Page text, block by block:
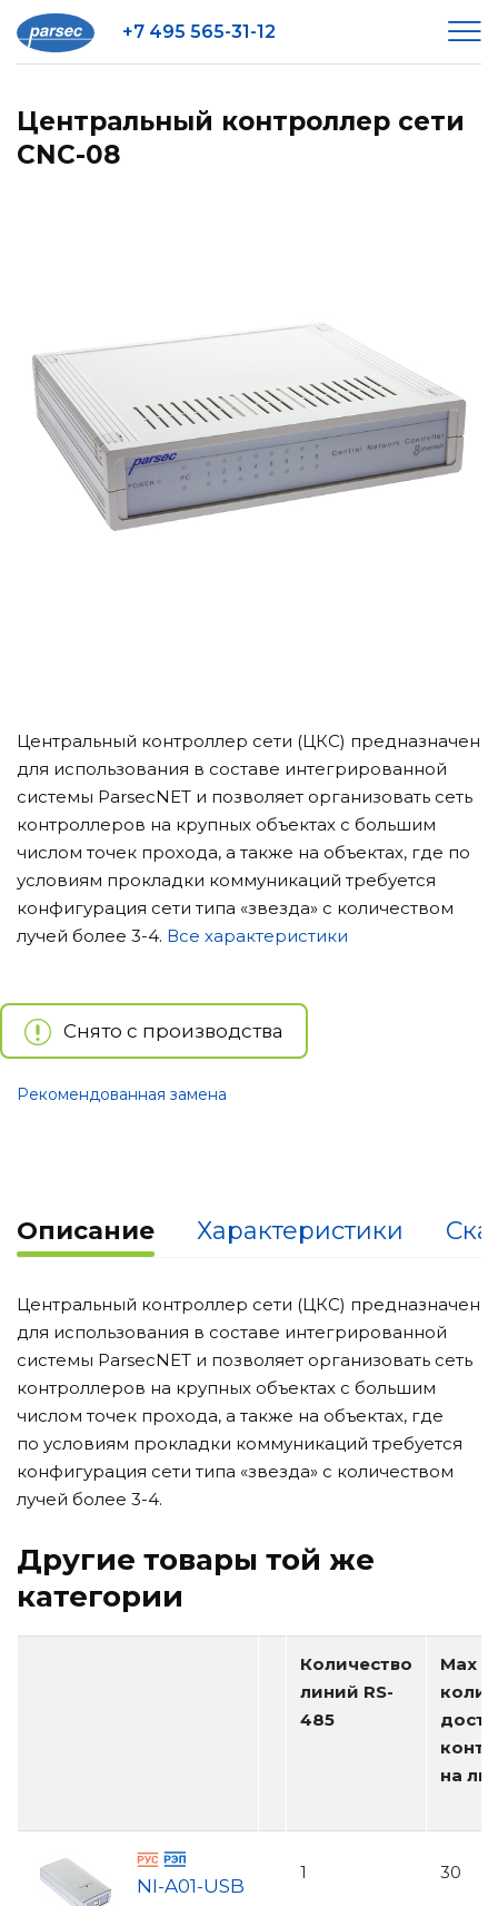
+7 495 565-31-12
Центральный контроллер сети
CNC-08
Центральный контроллер сети (ЦКС) предназначен
для использования в составе интегрированной
системы ParsecNET и позволяет организовать сеть
контроллеров на крупных объектах с большим
числом точек прохода, а также на объектах, где по
условиям прокладки коммуникаций требуется
конфигурация сети типа «звезда» с количеством
лучей более 3-4. Все характеристики
Снято с производства
Рекомендованная замена
Описание Характеристики
Центральный контроллер сети (ЦКС) предназначен
для использования в составе интегрированной
системы ParsecNET и позволяет организовать сеть
контроллеров на крупных объектах с большим
числом точек прохода, а также на объектах, где
по условиям прокладки коммуникаций требуется
конфигурация сети типа «звезда» с количеством
лучей более 3-4.
Другие товары той же
категории
Количество
линий RS-
485
Мах
на
NI-A01-USB
1 30